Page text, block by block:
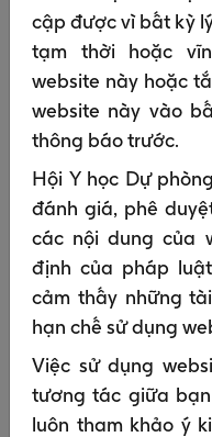
Để cung cấp
bị thông minh
động của chúng
Tại sao chúng tôi
dụng dữ liệu cá
Chúng tôi có thể
nhân của bạn khi
điều sau:
Để tuân thủ luật
Các nghĩa
chỉnh lưu
vụ liên
nại về sản
cập được vì bất kỳ
tạm thời hoặc
website này hoặc
website này vào
thông báo trước.
Hội Y học Dự
đánh giá, phê
các nội dung của
định của pháp
cảm thấy những
hạn chế sử dụng
Việc sử dụng
tương tác giữa
luôn tham khảo ý